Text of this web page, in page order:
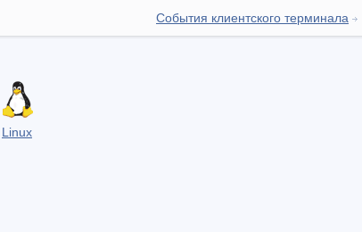
События клиентского терминала
Linux